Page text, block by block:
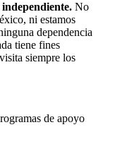
No
ni estamos
dependencia
tiene fines
siempre los
de apoyo